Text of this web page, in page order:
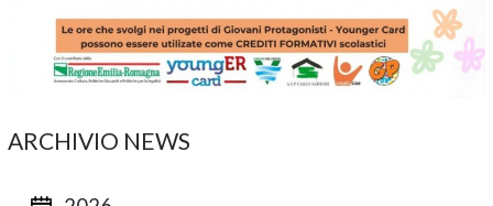
ARCHIVIO NEWS